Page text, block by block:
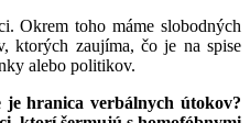
Okrem toho máme slobodných
ktorých zaujíma, čo je na spise
alebo politikov.
hranica verbálnych útokov?